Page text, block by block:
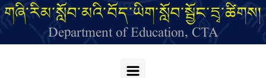
གཞི་རིམ་སློབ་མའི་བོད་ཡིག་སློབ་སྦྱོང་དྲྭ་ཚིགས།
Department of Education, CTA